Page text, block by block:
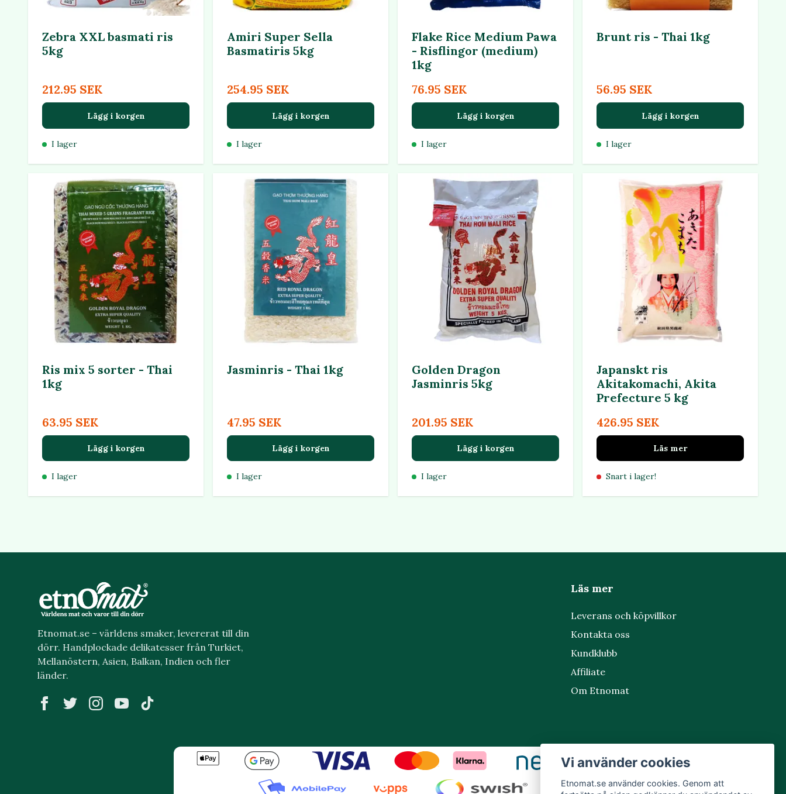
Zebra XXL basmati ris
5kg
212.95 SEK
Lägg i korgen
I lager
Amiri Super Sella
Basmatiris 5kg
254.95 SEK
Lägg i korgen
I lager
Flake Rice Medium Pawa
- Risflingor (medium)
1kg
76.95 SEK
Lägg i korgen
I lager
Brunt ris - Thai 1kg
56.95 SEK
Lägg i korgen
I lager
Ris mix 5 sorter - Thai
1kg
63.95 SEK
Lägg i korgen
I lager
Jasminris - Thai 1kg
47.95 SEK
Lägg i korgen
I lager
Golden Dragon
Jasminris 5kg
201.95 SEK
Lägg i korgen
I lager
Japanskt ris
Akitakomachi, Akita
Prefecture 5 kg
426.95 SEK
Läs mer
Snart i lager!
Etnomat.se – världens smaker, levererat till din
dörr. Handplockade delikatesser från Turkiet,
Mellanöstern, Asien, Balkan, Indien och fler
länder.
Läs mer
Leverans och köpvillkor
Kontakta oss
Kundklubb
Affiliate
Om Etnomat
Vi använder cookies
Etnomat.se använder cookies. Genom att